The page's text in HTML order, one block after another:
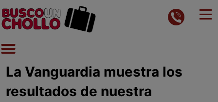
La Vanguardia muestra los
resultados de nuestra